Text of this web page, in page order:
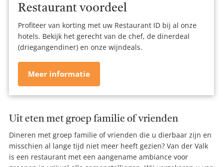
Restaurant voordeel
Profiteer van korting met uw Restaurant ID bij al onze
hotels. Bekijk het gerecht van de chef, de dinerdeal
(driegangendiner) en onze wijndeals.
Meer informatie
Uit eten met groep familie of vrienden
Dineren met groep familie of vrienden die u dierbaar zijn en
misschien al lange tijd niet meer heeft gezien? Van der Valk
is een restaurant met een aangename ambiance voor